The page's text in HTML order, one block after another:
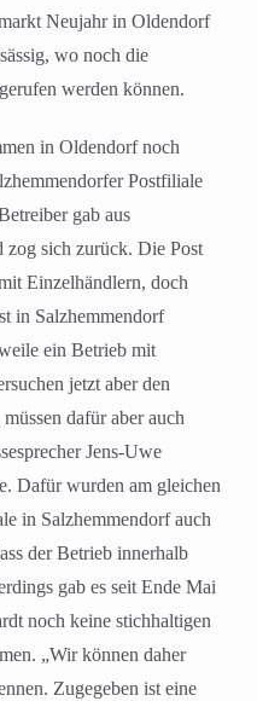
Neujahr in Oldendorf
wo noch die
werden können.
in Oldendorf noch
Postfiliale
gab aus
sich zurück. Die Post
Einzelhändlern, doch
in Salzhemmendorf
ein Betrieb mit
jetzt aber den
dafür aber auch
Jens-Uwe
Dafür wurden am gleichen
in Salzhemmendorf auch
der Betrieb innerhalb
gab es seit Ende Mai
noch keine stichhaltigen
„Wir können daher
Zugegeben ist eine